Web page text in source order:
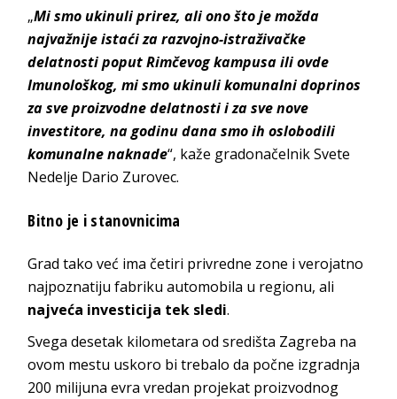
„Mi smo ukinuli prirez, ali ono što je možda
najvažnije istaći za razvojno-istraživačke
delatnosti poput Rimčevog kampusa ili ovde
Imunološkog, mi smo ukinuli komunalni doprinos
za sve proizvodne delatnosti i za sve nove
investitore, na godinu dana smo ih oslobodili
komunalne naknade“, kaže gradonačelnik Svete
Nedelje Dario Zurovec.
Bitno je i stanovnicima
Grad tako već ima četiri privredne zone i verojatno
najpoznatiju fabriku automobila u regionu, ali
najveća investicija tek sledi.
Svega desetak kilometara od središta Zagreba na
ovom mestu uskoro bi trebalo da počne izgradnja
200 milijuna evra vredan projekat proizvodnog